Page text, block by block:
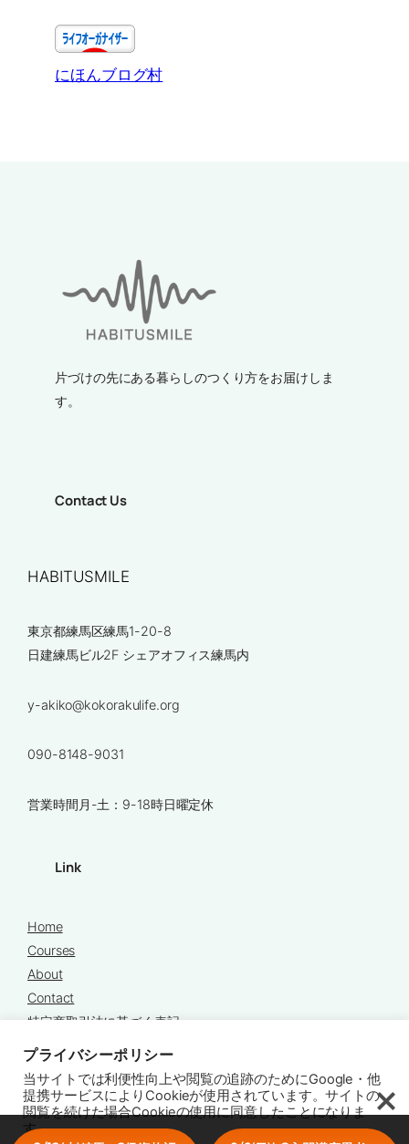
にほんブログ村
片づけの先にある暮らしのつくり方をお届けしま
す。
Contact Us
HABITUSMILE
東京都練馬区練馬1-20-8
日建練馬ビル2F シェアオフィス練馬内
y-akiko@kokorakulife.org
090-8148-9031
営業時間月-土：9-18時日曜定休
Link
Home
Courses
About
Contact
特定商取引法に基づく表記
プライバシーポリシー
Copyright © 2025 Chords
プライバシーポリシー
当サイトでは利便性向上や閲覧の追跡のためにGoogle・他
提携サービスによりCookieが使用されています。サイトの
閲覧を続けた場合Cookieの使用に同意したことになりま
す。